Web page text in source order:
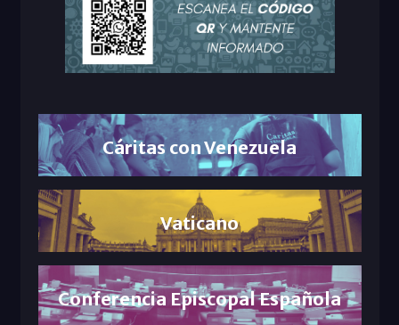
Cáritas con Venezuela
Vaticano
Conferencia Episcopal Española